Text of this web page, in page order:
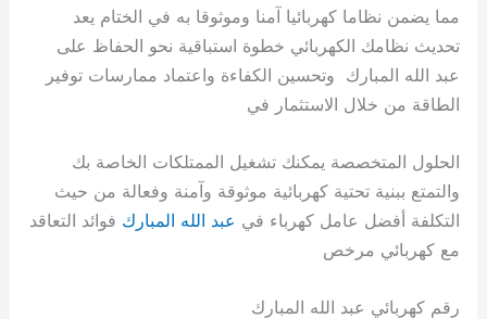
مما يضمن نظاما كهربائيا آمنا وموثوقا به في الختام يعد
تحديث نظامك الكهربائي خطوة استباقية نحو الحفاظ على
عبد الله المبارك وتحسين الكفاءة واعتماد ممارسات توفير
الطاقة من خلال الاستثمار في
الحلول المتخصصة يمكنك تشغيل الممتلكات الخاصة بك
والتمتع ببنية تحتية كهربائية موثوقة وآمنة وفعالة من حيث
التكلفة أفضل عامل كهرباء في عبد الله المبارك فوائد التعاقد
مع كهربائي مرخص
رقم كهربائي عبد الله المبارك